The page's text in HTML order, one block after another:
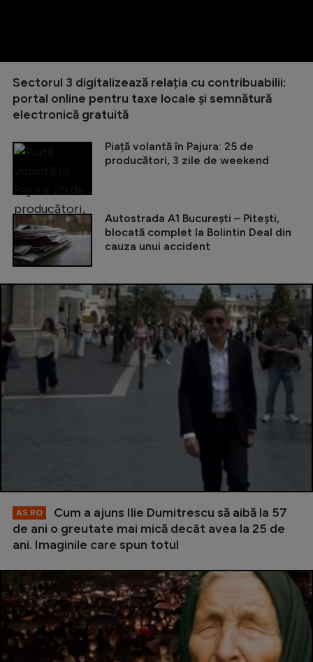
Sectorul 3 digitalizează relația cu contribuabilii:
portal online pentru taxe locale și semnătură
electronică gratuită
Piață volantă în Pajura: 25 de
producători, 3 zile de weekend
Autostrada A1 București – Pitești,
blocată complet la Bolintin Deal din
cauza unui accident
AS.RO
Cum a ajuns Ilie Dumitrescu să aibă la 57
de ani o greutate mai mică decât avea la 25 de
ani. Imaginile care spun totul